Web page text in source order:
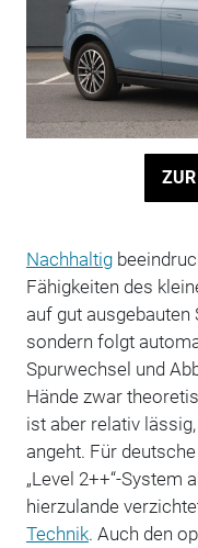
Nachhaltig
Fähigkeiten des
auf gut
sondern folgt
Spurwechsel und
Hände zwar
ist aber relativ
angeht. Für
„Level 2++“-System
hierzulande
Technik. Auch den